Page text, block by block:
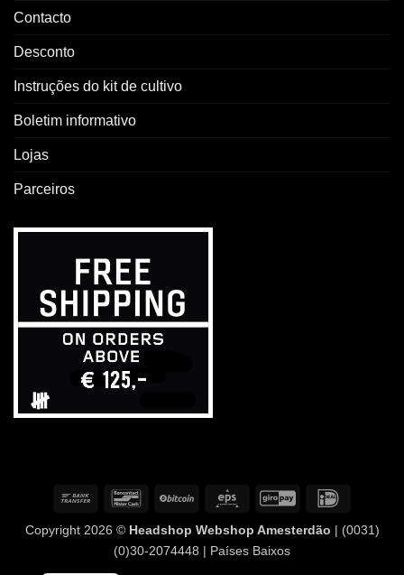
Contacto
Desconto
Instruções do kit de cultivo
Boletim informativo
Lojas
Parceiros
TransferênciaContacto
o
banco
BitCoin Eps GiroPay
Copyright 2026 © Headshop Webshop Amesterdão | (0031)
(0)30-2074448 | Países Baixos